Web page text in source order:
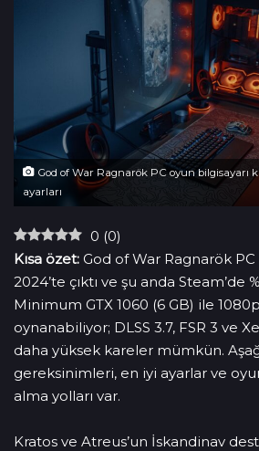
God of War Ragnarök PC oyun
ayarları
0 (0)
Kısa özet: God of War Ragnarök
2024’te çıktı ve şu anda Steam’de
Minimum GTX 1060 (6 GB) ile
oynanabiliyor; DLSS 3.7, FSR 3 ve
daha yüksek kareler mümkün.
gereksinimleri, en iyi ayarlar ve
alma yolları var.
Kratos ve Atreus’un İskandinav